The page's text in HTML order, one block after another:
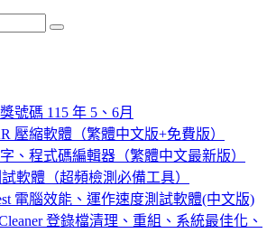
Search
號碼 115 年 5、6月
壓縮軟體（繁體中文版+免費版）
、程式碼編輯器（繁體中文最新版）
軟體（超頻檢測必備工具）
電腦效能、運作速度測試軟體(中文版)
登錄檔清理、重組、系統最佳化、